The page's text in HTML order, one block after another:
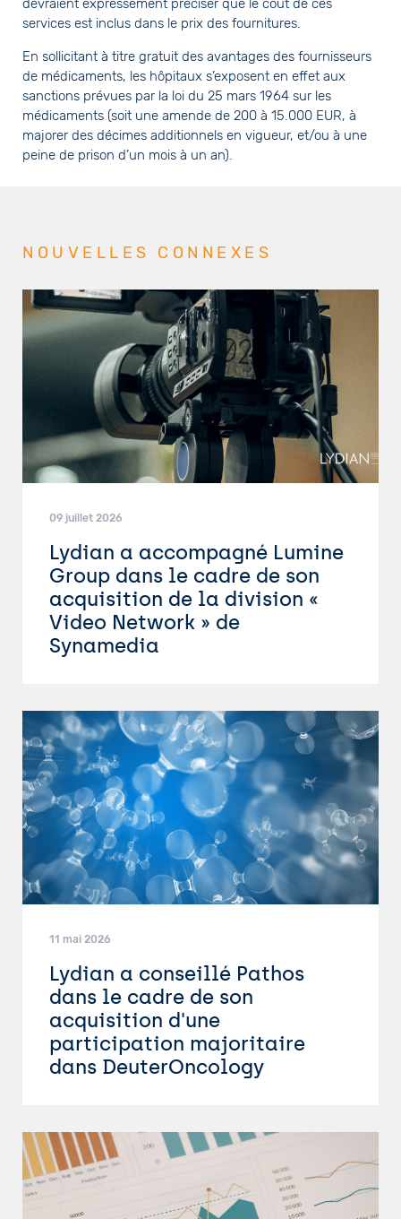
devraient expressément préciser que le coût de ces
services est inclus dans le prix des fournitures.
En sollicitant à titre gratuit des avantages des fournisseurs
de médicaments, les hôpitaux s’exposent en effet aux
sanctions prévues par la loi du 25 mars 1964 sur les
médicaments (soit une amende de 200 à 15.000 EUR, à
majorer des décimes additionnels en vigueur, et/ou à une
peine de prison d’un mois à un an).
NOUVELLES CONNEXES
09 juillet 2026
Lydian a accompagné Lumine
Group dans le cadre de son
acquisition de la division «
Video Network » de
Synamedia
11 mai 2026
Lydian a conseillé Pathos
dans le cadre de son
acquisition d'une
participation majoritaire
dans DeuterOncology